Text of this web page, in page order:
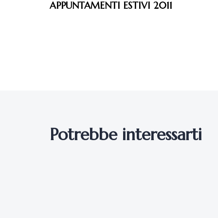
APPUNTAMENTI ESTIVI 2011
Potrebbe interessarti